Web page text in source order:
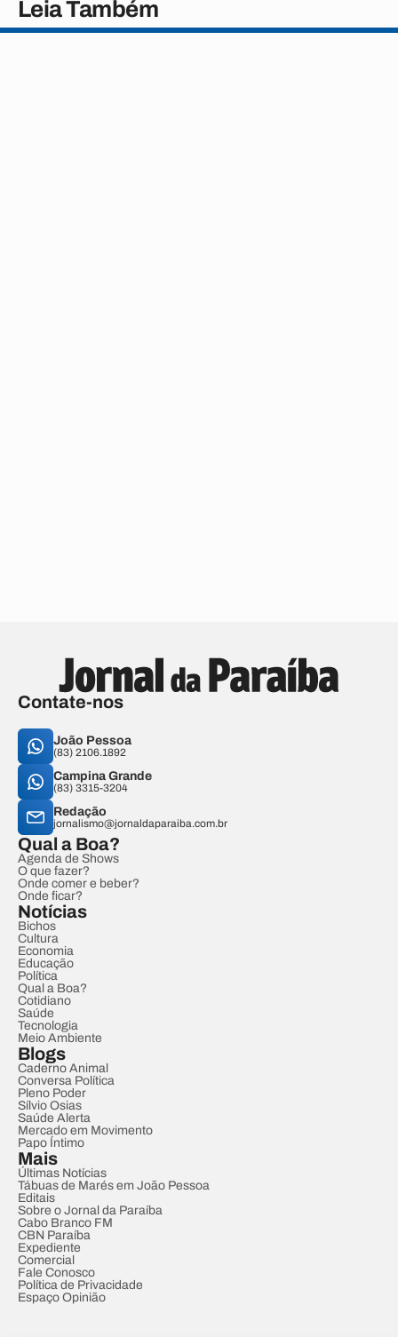
Leia Também
Contate-nos
João Pessoa
(83) 2106.1892
Campina Grande
(83) 3315-3204
Redação
jornalismo@jornaldaparaiba.com.br
Qual a Boa?
Agenda de Shows
O que fazer?
Onde comer e beber?
Onde ficar?
Notícias
Bichos
Cultura
Economia
Educação
Política
Qual a Boa?
Cotidiano
Saúde
Tecnologia
Meio Ambiente
Blogs
Caderno Animal
Conversa Política
Pleno Poder
Sílvio Osias
Saúde Alerta
Mercado em Movimento
Papo Íntimo
Mais
Últimas Notícias
Tábuas de Marés em João Pessoa
Editais
Sobre o Jornal da Paraíba
Cabo Branco FM
CBN Paraíba
Expediente
Comercial
Fale Conosco
Política de Privacidade
Espaço Opinião